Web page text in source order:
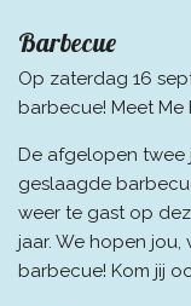
Barbecue
Op zaterdag 16
barbecue! Meet Me
De afgelopen twee
geslaagde
weer te gast op
jaar. We hopen
barbecue! Kom jij